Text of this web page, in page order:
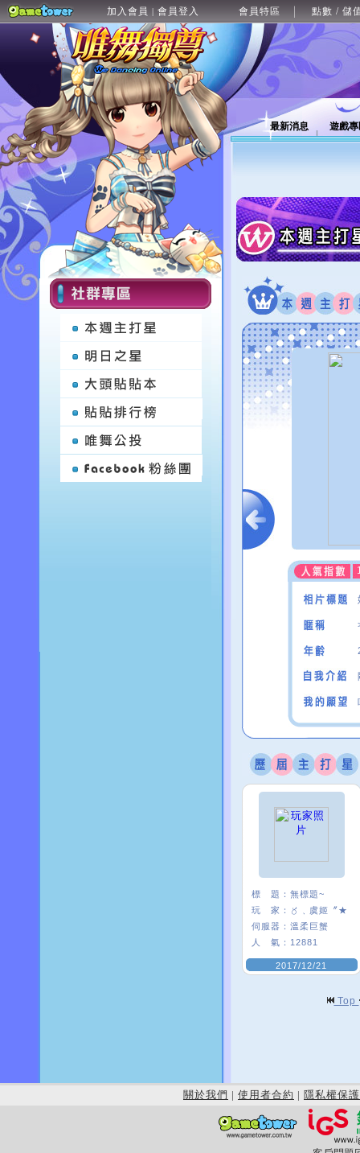
加入會員 | 會員登入 會員特區 點數 / 儲
最新消息 遊戲
標 題： 無標題~
玩 家：
〥﹑虞姬〞★
伺服器： 溫柔巨蟹
人 氣： 12881
2017/12/21
Top
關於我們 | 使用者合約 | 隱私權保護